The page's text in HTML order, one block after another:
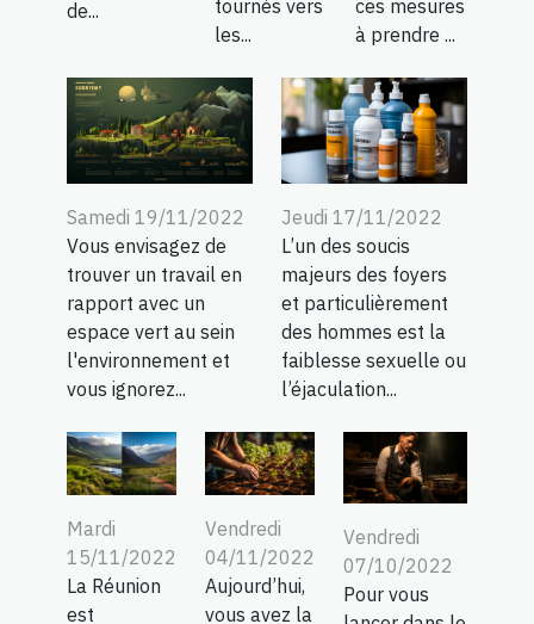
de...
tournés vers
les...
ces mesures
à prendre ...
Samedi 19/11/2022
Vous envisagez de
trouver un travail en
rapport avec un
espace vert au sein
l'environnement et
vous ignorez...
Jeudi 17/11/2022
L’un des soucis
majeurs des foyers
et particulièrement
des hommes est la
faiblesse sexuelle ou
l’éjaculation...
Mardi
15/11/2022
La Réunion
est
Vendredi
04/11/2022
Aujourd’hui,
vous avez la
Vendredi
07/10/2022
Pour vous